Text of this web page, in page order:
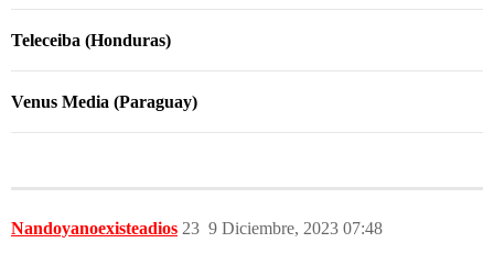
Teleceiba (Honduras)
Venus Media (Paraguay)
Nandoyanoexisteadios 9 Diciembre, 2023 07:48
23